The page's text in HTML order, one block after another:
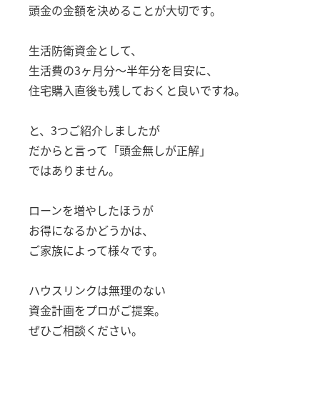
頭金の金額を決めることが大切です。
生活防衛資金として、
生活費の3ヶ月分〜半年分を目安に、
住宅購入直後も残しておくと良いですね。
と、3つご紹介しましたが
だからと言って「頭金無しが正解」
ではありません。
ローンを増やしたほうが
お得になるかどうかは、
ご家族によって様々です。
ハウスリンクは無理のない
資金計画をプロがご提案。
ぜひご相談ください。